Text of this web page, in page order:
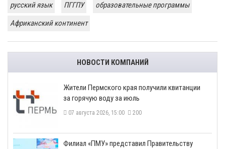
русский язык
ПГГПУ
образовательные программы
Африканский континент
НОВОСТИ КОМПАНИЙ
​Жители Пермского края получили квитанции
за горячую воду за июль
07 августа 2026, 15:00 200
​Филиал «ПМУ» представил Правительству